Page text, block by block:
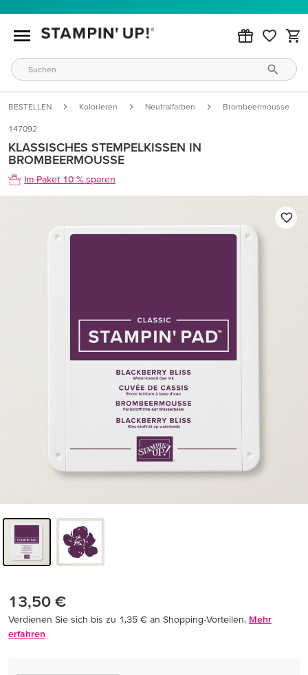
BESTELLEN Kolorieren Neutralfarben Brombeermousse
147092
KLASSISCHES STEMPELKISSEN IN
BROMBEERMOUSSE
Im Paket 10 % sparen
13,50 €
Verdienen Sie sich bis zu 1,35 € an Shopping-Vorteilen. Mehr
erfahren